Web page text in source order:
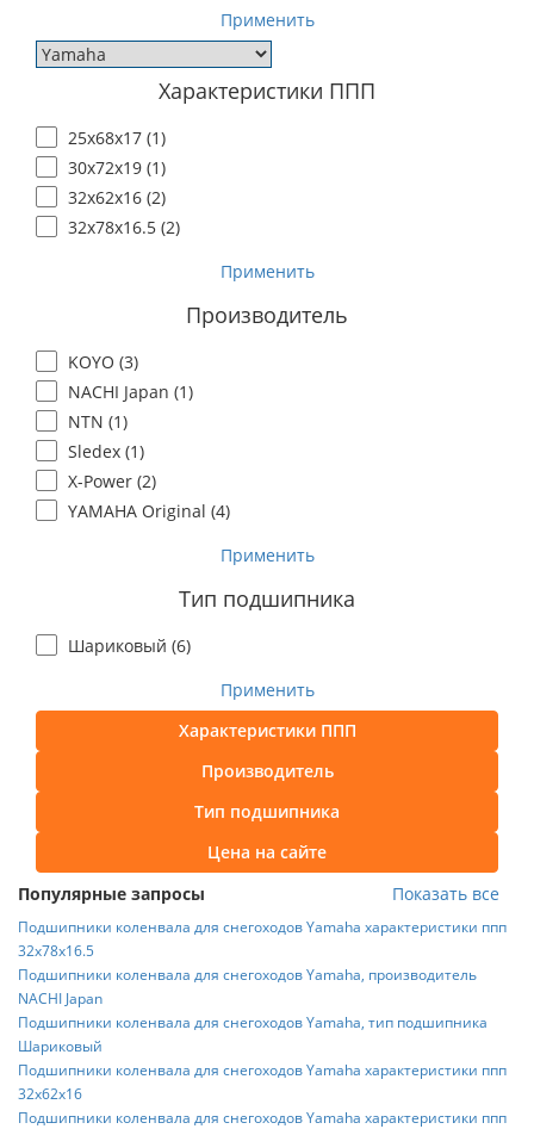
Применить
Характеристики ППП
25x68x17 (1)
30x72x19 (1)
32x62x16 (2)
32x78x16.5 (2)
Применить
Производитель
KOYO (3)
NACHI Japan (1)
NTN (1)
Sledex (1)
X-Power (2)
YAMAHA Original (4)
Применить
Тип подшипника
Шариковый (6)
Применить
Характеристики ППП
Производитель
Тип подшипника
Цена на сайте
Популярные запросы
Подшипники коленвала для снегоходов Yamaha характеристики ппп
32x78x16.5
Подшипники коленвала для снегоходов Yamaha, производитель
NACHI Japan
Подшипники коленвала для снегоходов Yamaha, тип подшипника
Шариковый
Подшипники коленвала для снегоходов Yamaha характеристики ппп
32x62x16
Подшипники коленвала для снегоходов Yamaha характеристики ппп
Показать все